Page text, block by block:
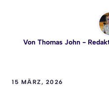
Von Thomas John-
15 MÄRZ, 2026